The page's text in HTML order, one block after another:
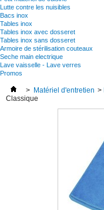
Lutte contre les nuisibles
Bacs inox
Tables inox
Tables inox avec dosseret
Tables inox sans dosseret
Armoire de stérilisation couteaux
Seche main electrique
Lave vaisselle - Lave verres
Promos
> Matériel d'entretien >
Classique